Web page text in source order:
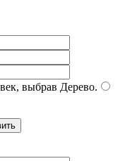
выбрав Дерево.